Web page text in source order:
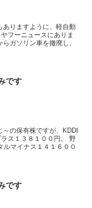
ありますように、軽自動
フーニュースにありま
ガソリン車を撤廃し、
です
の保有株ですが、KDDI
ス１３８１００円。 野
マイナス１４１６００
です